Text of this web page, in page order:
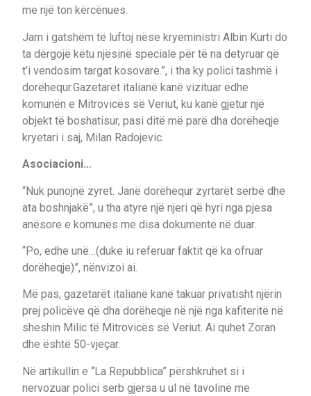
me një ton kërcënues.
Jam i gatshëm të luftoj nëse kryeministri Albin Kurti do
ta dërgojë këtu njësinë speciale për të na detyruar që
t’i vendosim targat kosovare.”, i tha ky polici tashmë i
dorëhequr.Gazetarët italianë kanë vizituar edhe
komunën e Mitrovicës së Veriut, ku kanë gjetur një
objekt të boshatisur, pasi ditë më parë dha dorëheqje
kryetari i saj, Milan Radojevic.
Asociacioni…
“Nuk punojnë zyret. Janë dorëhequr zyrtarët serbë dhe
ata boshnjakë”, u tha atyre një njeri që hyri nga pjesa
anësore e komunës me disa dokumente në duar.
“Po, edhe unë…(duke iu referuar faktit që ka ofruar
dorëheqje)”, nënvizoi ai.
Më pas, gazetarët italianë kanë takuar privatisht njërin
prej policëve që dha dorëheqje në një nga kafiteritë në
sheshin Milic të Mitrovicës së Veriut. Ai quhet Zoran
dhe është 50-vjeçar.
Në artikullin e “La Repubblica” përshkruhet si i
nervozuar polici serb gjersa u ul në tavolinë me